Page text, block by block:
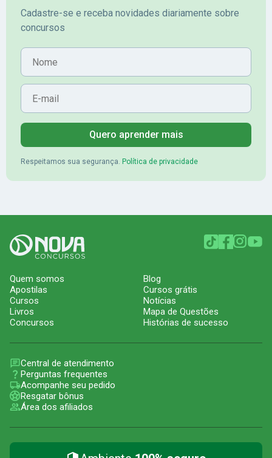
Cadastre-se e receba novidades diariamente sobre
concursos
Nome
E-mail
Quero aprender mais
Respeitamos sua segurança. Política de privacidade
Quem somos
Apostilas
Cursos
Livros
Concursos
Blog
Cursos grátis
Notícias
Mapa de Questões
Histórias de sucesso
Central de atendimento
Perguntas frequentes
Acompanhe seu pedido
Resgatar bônus
Área dos afiliados